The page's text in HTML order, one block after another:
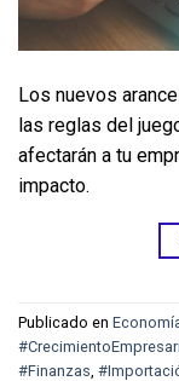
Los nuevos
las reglas del
afectarán a tu
impacto.
Publicado en
#Finanzas